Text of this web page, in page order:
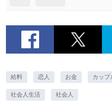
給料 恋人 お金 カップ
社会人生活 社会人